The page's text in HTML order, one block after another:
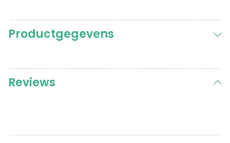
Productgegevens
Reviews
Rating: 5/5